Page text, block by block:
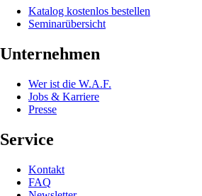
Katalog kostenlos bestellen
Seminarübersicht
Unternehmen
Wer ist die W.A.F.
Jobs & Karriere
Presse
Service
Kontakt
FAQ